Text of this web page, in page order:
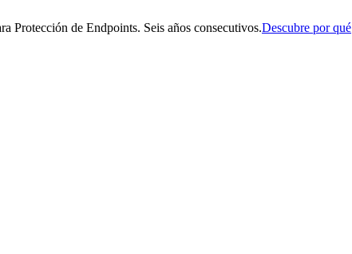
de Endpoints. Seis años consecutivos.Descubre por qué